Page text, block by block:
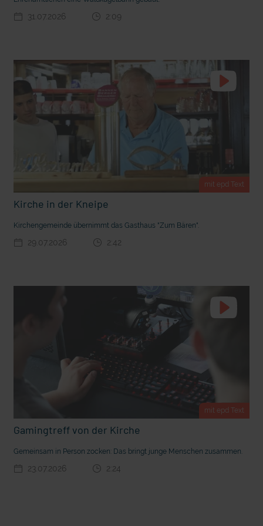
Ostern erleben wie vor 2000 Jahren in Jerusalem
Vorhang auf für Kinderzirkus Giovanni
31.07.2026 2:09
mit epd Text
Kirche in der Kneipe
Kirchengemeinde übernimmt das Gasthaus "Zum Bären".
29.07.2026 2:42
mit epd Text
Gamingtreff von der Kirche
Gemeinsam in Person zocken: Das bringt junge Menschen zusammen.
23.07.2026 2:24